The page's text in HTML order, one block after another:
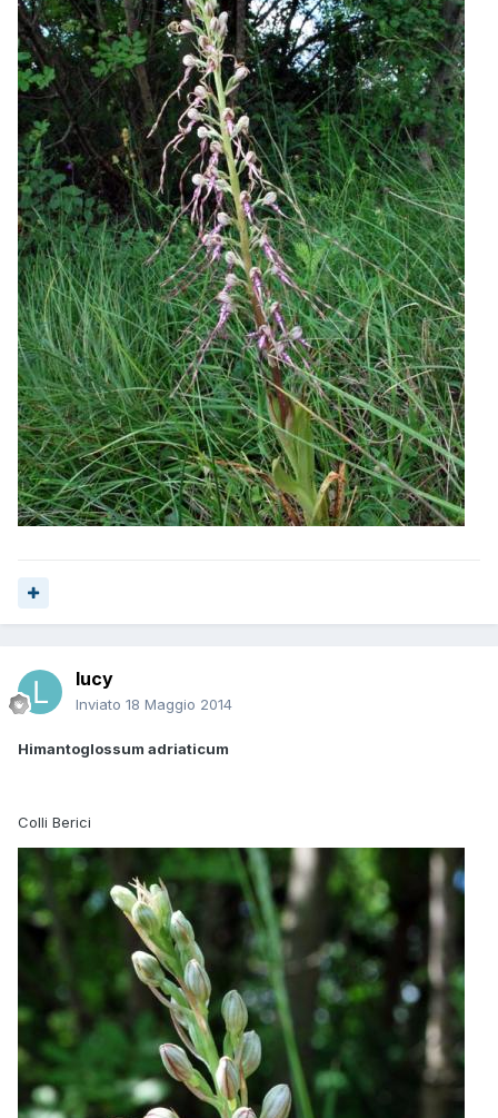
lucy
Inviato 18 Maggio 2014
Himantoglossum adriaticum
Colli Berici